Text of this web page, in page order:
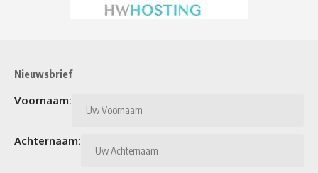
Nieuwsbrief
Voornaam:
Achternaam: